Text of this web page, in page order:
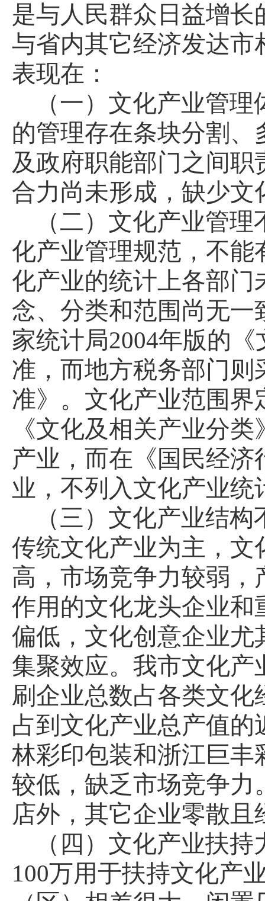
是与人民群众日益增
与省内其它经济发达
表现在：
（一）文化产业管
的管理存在条块分割
及政府职能部门之间
合力尚未形成，缺少
（二）文化产业管
化产业管理规范，不
化产业的统计上各部
念、分类和范围尚无
家统计局2004年版的《
准，而地方税务部门
准》。文化产业范围
《文化及相关产业分
产业，而在《国民经
业，不列入文化产业统
（三）文化产业结
传统文化产业为主，
高，市场竞争力较弱
作用的文化龙头企业
偏低，文化创意企业
集聚效应。我市文化
刷企业总数占各类文
占到文化产业总产值的
林彩印包装和浙江巨
较低，缺乏市场竞争
店外，其它企业零散且
（四）文化产业扶
100万用于扶持文化产